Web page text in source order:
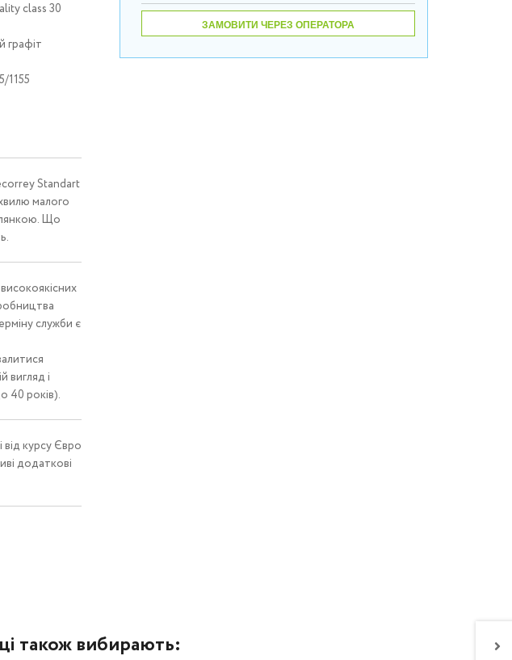
class 30
графіт
1155
Standart
малого
Що
служби є
вигляд і
40 років).
курсу Євро
додаткові
ЗАМОВИТИ ЧЕРЕЗ ОПЕРАТОРА
також вибирають: